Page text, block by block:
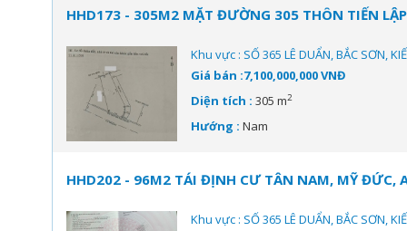
HHD173 - 305M2 MẶT ĐƯỜNG 305 THÔN TIẾN
Khu vực : SỐ 365 LÊ DUẨN, BẮC SƠN,
Giá bán :7,100,000,000 VNĐ
Diện tích : 305 m2
Hướng : Nam
HHD202 - 96M2 TÁI ĐỊNH CƯ TÂN NAM, MỸ ĐỨC,
Khu vực : SỐ 365 LÊ DUẨN, BẮC SƠN,